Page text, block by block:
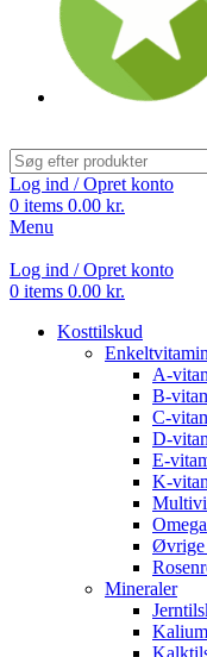
Log ind / Opret konto
0 items 0.00 kr.
Menu
Log ind / Opret konto
0 items 0.00 kr.
Kosttilskud
A-
B-
C-
D-
E-
K-
Øvrige
Mineraler